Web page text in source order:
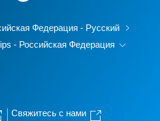
Федерация - Русский
- Российская Федерация
Свяжитесь с нами